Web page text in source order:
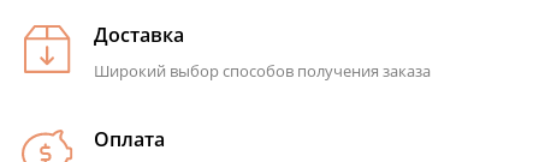
Доставка
Широкий выбор способов получения заказа
Оплата